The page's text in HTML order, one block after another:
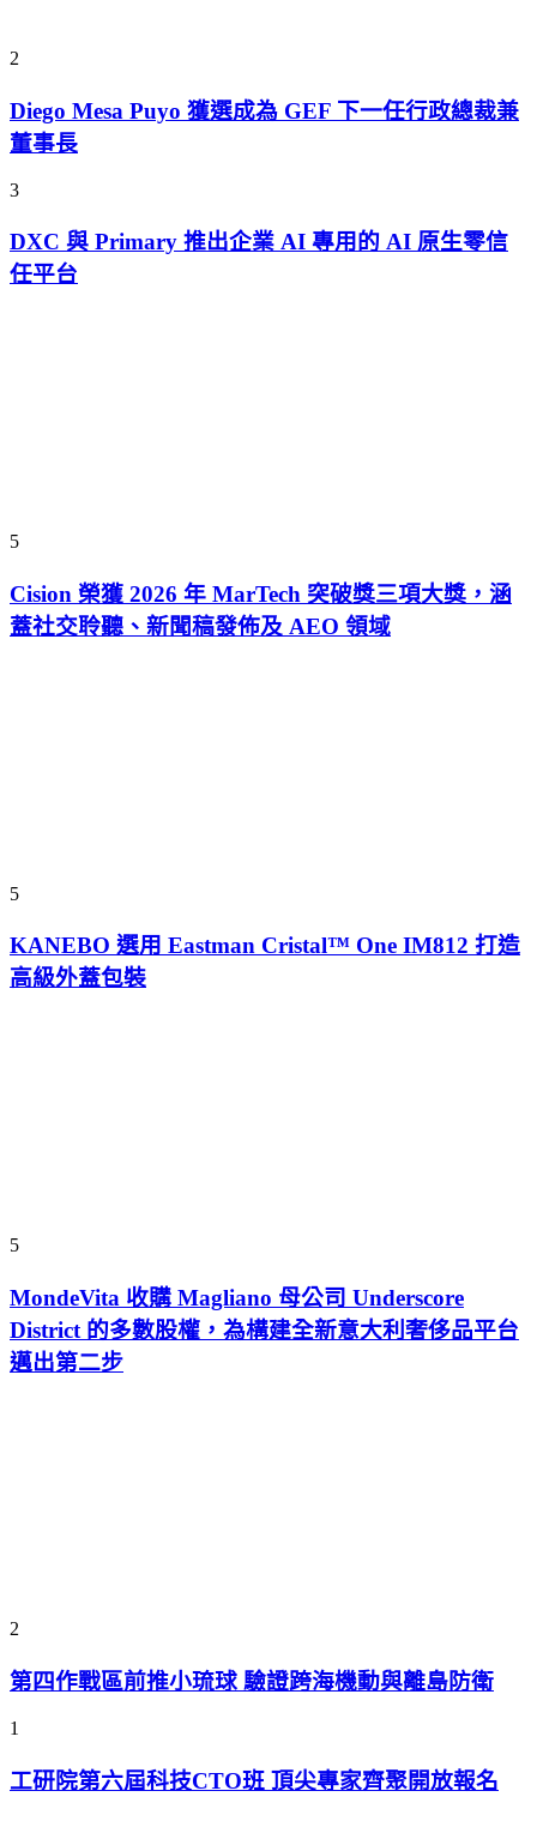
2
Diego Mesa Puyo 獲選成為 GEF 下一任行政總裁兼
董事長
3
DXC 與 Primary 推出企業 AI 專用的 AI 原生零信
任平台
5
Cision 榮獲 2026 年 MarTech 突破獎三項大獎，涵
蓋社交聆聽、新聞稿發佈及 AEO 領域
5
KANEBO 選用 Eastman Cristal™ One IM812 打造
高級外蓋包裝
5
MondeVita 收購 Magliano 母公司 Underscore
District 的多數股權，為構建全新意大利奢侈品平台
邁出第二步
2
第四作戰區前推小琉球 驗證跨海機動與離島防衛
1
工研院第六屆科技CTO班 頂尖專家齊聚開放報名